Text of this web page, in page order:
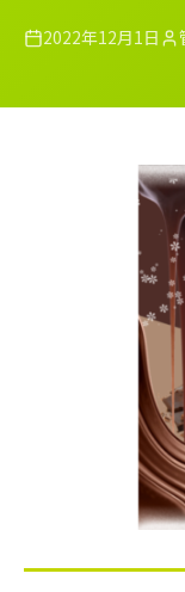
2022年12月1日